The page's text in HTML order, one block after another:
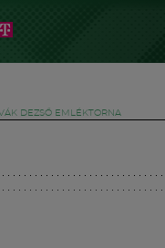
DEZSŐ EMLÉKTORNA